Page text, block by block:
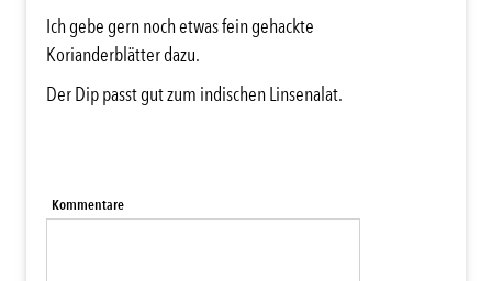
Ich gebe gern noch etwas fein gehackte
Korianderblätter dazu.
Der Dip passt gut zum indischen Linsenalat.
Kommentare